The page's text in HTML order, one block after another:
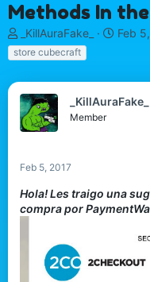
Methods In
T
h
r
a
d
s
r
e
r
_KillAuraFake_
S
d
Feb
store cubecraft
_KillAuraFake_
Member
Feb 5, 2017
Hola! Les traigo una
compra por